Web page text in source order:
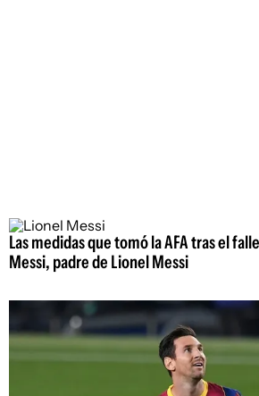
Las medidas que tomó la AFA tras el
Messi, padre de Lionel Messi